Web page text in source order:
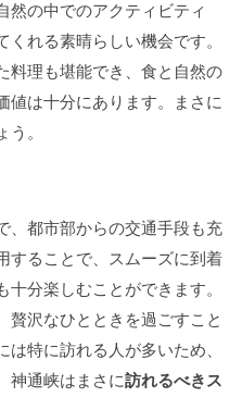
然の中でのアクティビティ
れる素晴らしい機会です。
料理も堪能でき、食と自然の
値は十分にあります。まさに
。
、都市部からの交通手段も充
することで、スムーズに到着
分楽しむことができます。
贅沢なひとときを過ごすこと
特に訪れる人が多いため、
神通峡はまさに訪れるべきス